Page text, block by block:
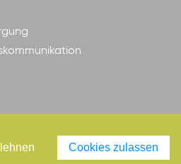
Cookies zulassen